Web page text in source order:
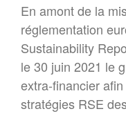
En amont de la
réglementation
Sustainability
le 30 juin 2021 le
extra-financier
stratégies RSE